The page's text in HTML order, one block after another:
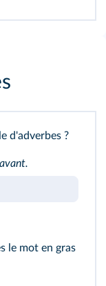
d'adverbes ?
le mot en gras